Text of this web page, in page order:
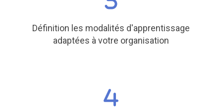
Définition les modalités d'apprentissage
adaptées à votre organisation